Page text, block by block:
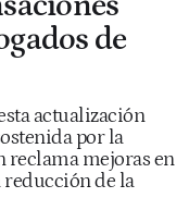
de
actualización
por la
reclama mejoras en
de la